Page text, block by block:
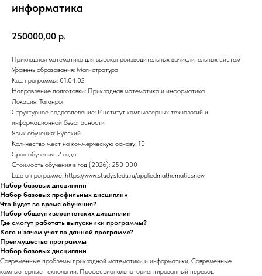
информатика
250000,00 р.
Прикладная математика для высокопроизводительных вычислительных систем
Уровень образования: Магистратура
Код программы: 01.04.02
Направление подготовки: Прикладная математика и информатика
Локация: Таганрог
Структурное подразделение: Институт компьютерных технологий и
информационной безопасности
Язык обучения: Русский
Количество мест на коммерческую основу: 10
Срок обучения: 2 года
Стоимость обучения в год (2026): 250 000
Еще о программе: https://www.study.sfedu.ru/appliedmathematicsnew
Набор базовых дисциплин
Набор базовых профильных дисциплин
Что будет во время обучения?
Набор общеуниверситетских дисциплин
Где смогут работать выпускники программы?
Кого и зачем учат по данной программе?
Преимущества программы
Набор базовых дисциплин
Современные проблемы прикладной математики и информатики, Современные
компьютерные технологии, Профессионально-ориентированный перевод